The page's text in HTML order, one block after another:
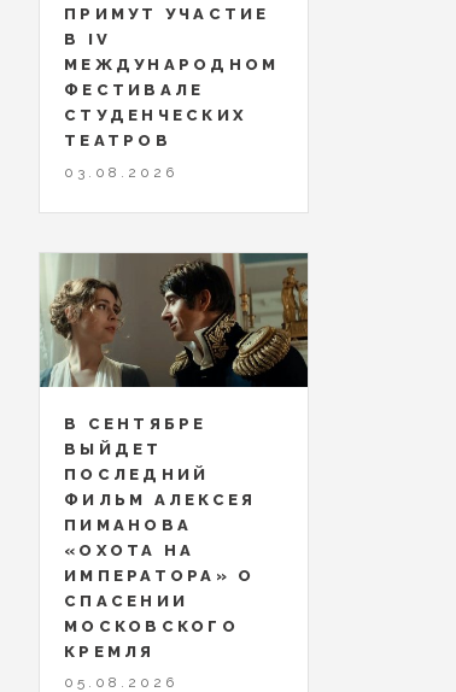
ПРИМУТ УЧАСТИЕ
В IV
МЕЖДУНАРОДНОМ
ФЕСТИВАЛЕ
СТУДЕНЧЕСКИХ
ТЕАТРОВ
03.08.2026
В СЕНТЯБРЕ
ВЫЙДЕТ
ПОСЛЕДНИЙ
ФИЛЬМ АЛЕКСЕЯ
ПИМАНОВА
«ОХОТА НА
ИМПЕРАТОРА» О
СПАСЕНИИ
МОСКОВСКОГО
КРЕМЛЯ
05.08.2026